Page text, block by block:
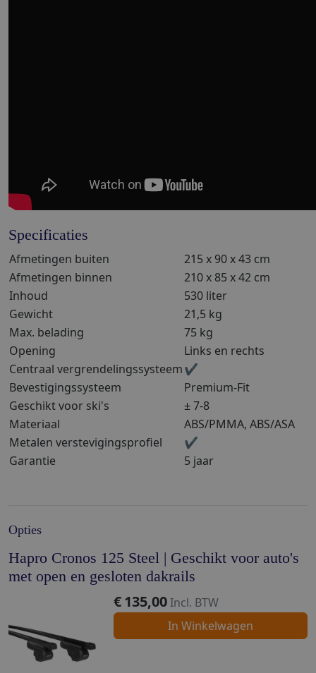
Specificaties
Afmetingen buiten
215 x 90 x 43 cm
Afmetingen binnen
210 x 85 x 42 cm
Inhoud
530 liter
Gewicht
21,5 kg
Max. belading
75 kg
Opening
Links en rechts
Centraal vergrendelingssysteem✔
Bevestigingssysteem
Premium-Fit
Geschikt voor ski's
± 7-8
Materiaal
ABS/PMMA, ABS/ASA
Metalen verstevigingsprofiel
✔
Garantie
5 jaar
Opties
Hapro Cronos 125 Steel | Geschikt voor auto's
met open en gesloten dakrails
€135,00Incl. BTW
In Winkelwagen